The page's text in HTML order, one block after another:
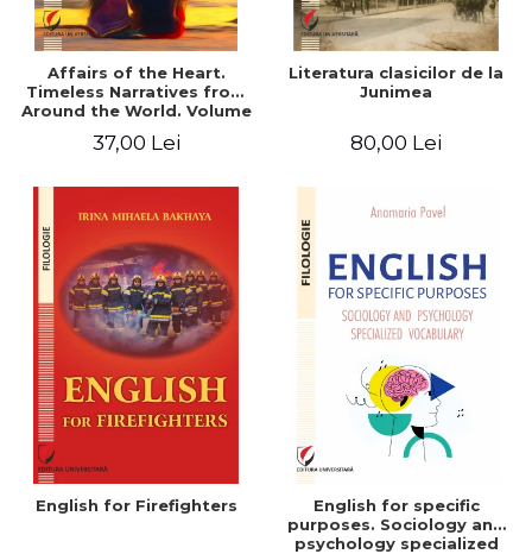
Affairs of the Heart.
Timeless Narratives from
Around the World. Volume
37,00 Lei
Literatura clasicilor de la
Junimea
80,00 Lei
English for Firefighters
English for specific
purposes. Sociology and
psychology specialized